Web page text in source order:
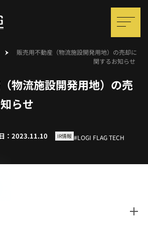
販売用不動産（物流施設開発用地）の売却に
関するお知らせ
物流施設開発用地）の売
らせ
：2023.11.10 IR情報 LOGI FLAG TECH